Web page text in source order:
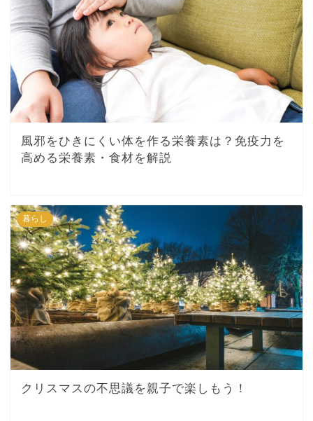
風邪をひきにくい体を作る栄養素は？免疫力を
高める栄養素・食材を解説
暮らし
クリスマスの不思議を親子で楽しもう！